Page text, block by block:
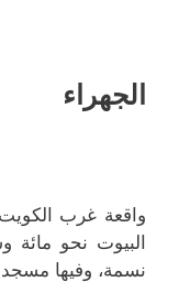
الجهراء
واقعة غرب
البيوت نحو مائة
نسمة، وفيها